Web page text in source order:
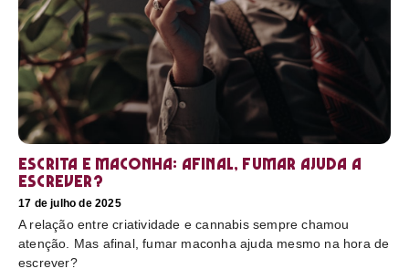
Escrita e maconha: afinal, fumar ajuda a
escrever?
17 de julho de 2025
A relação entre criatividade e cannabis sempre chamou
atenção. Mas afinal, fumar maconha ajuda mesmo na hora de
escrever?